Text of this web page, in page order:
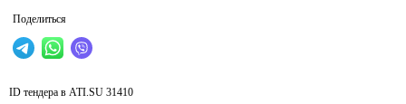
Поделиться
ID тендера в ATI.SU 31410